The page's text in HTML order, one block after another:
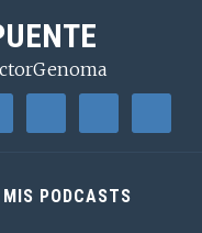
MIS PODCASTS